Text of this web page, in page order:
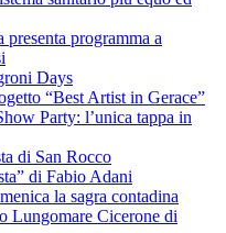
programma a
Days
“Best Artist in Gerace”
Party: l’unica tappa in
di San Rocco
di Fabio Adani
la sagra contadina
Lungomare Cicerone di